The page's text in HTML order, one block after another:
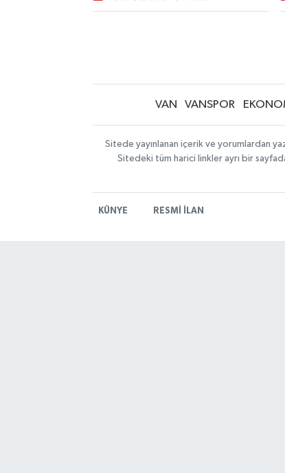
VAN VANSPOR
Sitede yayınlanan içerik ve yorumlardan
Sitedeki tüm harici linkler ayrı bir
KÜNYE RESMİ İLAN